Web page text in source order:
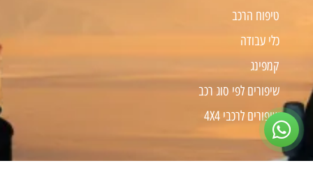
טיפוח הרכב
כלי עבודה
קמפינג
שיפורים לפי סוג רכב
שיפורים לרכבי 4X4